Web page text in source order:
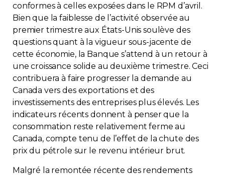
conformes à celles exposées dans le RPM d’avril.
Bien que la faiblesse de l’activité observée au
premier trimestre aux États-Unis soulève des
questions quant à la vigueur sous-jacente de
cette économie, la Banque s’attend à un retour à
une croissance solide au deuxième trimestre. Ceci
contribuera à faire progresser la demande au
Canada vers des exportations et des
investissements des entreprises plus élevés. Les
indicateurs récents donnent à penser que la
consommation reste relativement ferme au
Canada, compte tenu de l’effet de la chute des
prix du pétrole sur le revenu intérieur brut.
Malgré la remontée récente des rendements